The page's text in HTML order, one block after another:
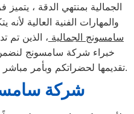
الجمالية بمنتهي الدقة ،
والمهارات الفنية العالية
سامسونج الجمالية ، الذين تم
خبراء شركة سامسونج
تقديمها لحضراتكم وبأمر).
شركة